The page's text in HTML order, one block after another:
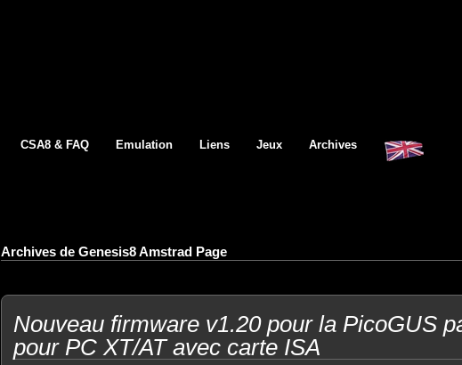
CSA8 & FAQ Emulation Liens Jeux Archives
Archives de Genesis8 Amstrad Page
Nouveau firmware v1.20 pour la PicoGUS
pour PC XT/AT avec carte ISA